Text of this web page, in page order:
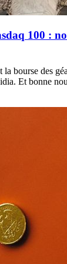
100 :
bourse des
Et bonne